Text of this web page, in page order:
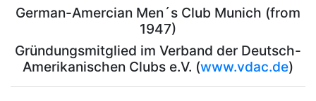
German-Amercian Men´s Club Munich (from
1947)
Gründungsmitglied im Verband der Deutsch-
Amerikanischen Clubs e.V. (www.vdac.de)